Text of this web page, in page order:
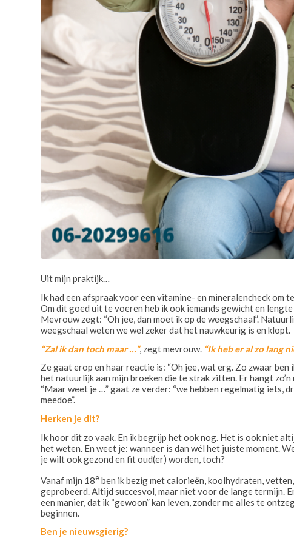
Uit mijn praktijk…
Ik had een afspraak voor een vitamine- en mineralencheck om
Om dit goed uit te voeren heb ik ook iemands gewicht en
Mevrouw zegt: “Oh jee, dan moet ik op de weegschaal”.
weegschaal weten we wel zeker dat het nauwkeurig is en klopt.
“Zal ik dan toch maar …”, zegt mevrouw. “Ik heb er al zo lang
Ze gaat erop en haar reactie is: “Oh jee, wat erg. Zo zwaar
het natuurlijk aan mijn broeken die te strak zitten. Er hangt
“Maar weet je …” gaat ze verder: “we hebben regelmatig iets,
meedoe”.
Herken je dit?
Ik hoor dit zo vaak. En ik begrijp het ook nog. Het is ook niet
het weten. En weet je: wanneer is dan wél het juiste moment.
je wilt ook gezond en fit oud(er) worden, toch?
Vanaf mijn 18e ben ik bezig met calorieën, koolhydraten,
geprobeerd. Altijd succesvol, maar niet voor de lange termijn.
een manier, dat ik “gewoon” kan leven, zonder me alles te
beginnen.
Ben je nieuwsgierig?